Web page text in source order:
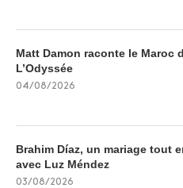
Matt Damon raconte le Maroc
L’Odyssée
04/08/2026
Brahim Díaz, un mariage tout
avec Luz Méndez
03/08/2026